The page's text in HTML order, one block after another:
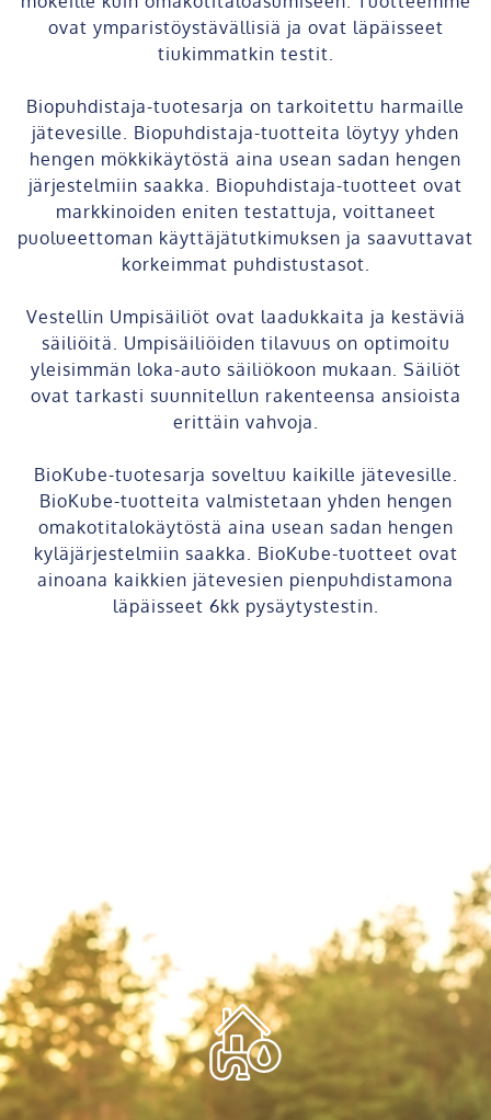
ovat ymparistöystävällisiä ja ovat läpäisseet
tiukimmatkin testit.
Biopuhdistaja-tuotesarja on tarkoitettu harmaille
jätevesille. Biopuhdistaja-tuotteita löytyy yhden
hengen mökkikäytöstä aina usean sadan hengen
järjestelmiin saakka. Biopuhdistaja-tuotteet ovat
markkinoiden eniten testattuja, voittaneet
puolueettoman käyttäjätutkimuksen ja saavuttavat
korkeimmat puhdistustasot.
Vestellin Umpisäiliöt ovat laadukkaita ja kestäviä
säiliöitä. Umpisäiliöiden tilavuus on optimoitu
yleisimmän loka-auto säiliökoon mukaan. Säiliöt
ovat tarkasti suunnitellun rakenteensa ansioista
erittäin vahvoja.
BioKube-tuotesarja soveltuu kaikille jätevesille.
BioKube-tuotteita valmistetaan yhden hengen
omakotitalokäytöstä aina usean sadan hengen
kyläjärjestelmiin saakka. BioKube-tuotteet ovat
ainoana kaikkien jätevesien pienpuhdistamona
läpäisseet 6kk pysäytystestin.